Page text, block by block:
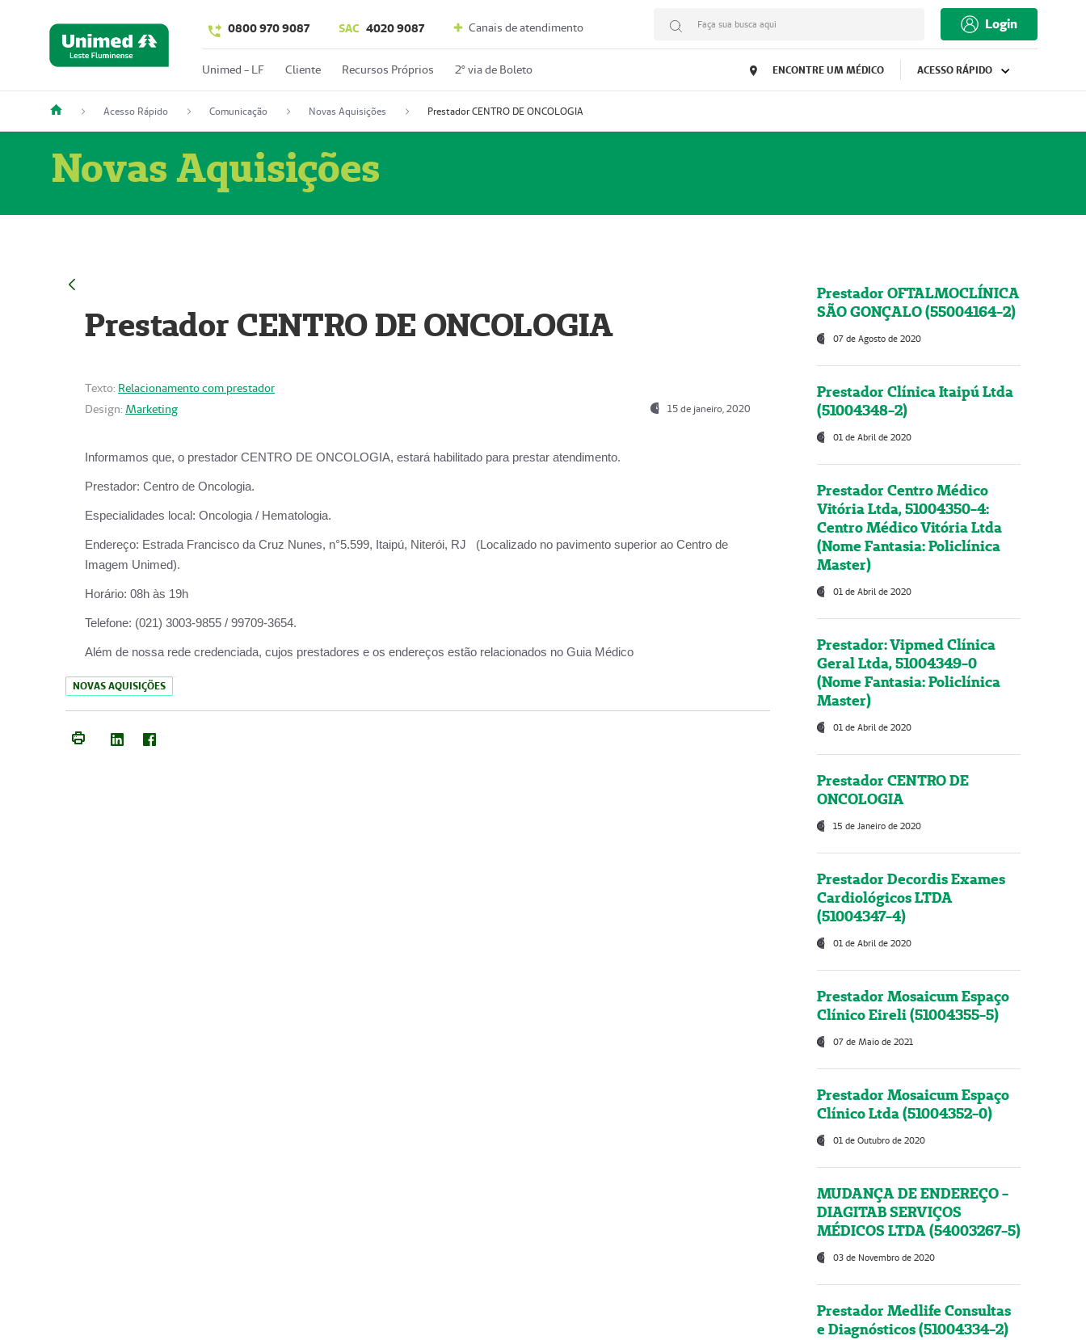
0800 970 9087 SAC 4020 9087 Canais de atendimento Faça sua busca aqui Login
Unimed - LF Cliente Recursos Próprios 2º via de Boleto ENCONTRE UM MÉDICO ACESSO RÁPIDO
Acesso Rápido Comunicação Novas Aquisições Prestador CENTRO DE ONCOLOGIA
Novas Aquisições
Prestador CENTRO DE ONCOLOGIA
Texto: Relacionamento com prestador
Design: Marketing 15 de janeiro, 2020
Informamos que, o prestador CENTRO DE ONCOLOGIA, estará habilitado para prestar atendimento.
Prestador: Centro de Oncologia.
Especialidades local: Oncologia / Hematologia.
Endereço: Estrada Francisco da Cruz Nunes, n°5.599, Itaipú, Niterói, RJ (Localizado no pavimento superior ao Centro de
Imagem Unimed).
Horário: 08h às 19h
Telefone: (021) 3003-9855 / 99709-3654.
Além de nossa rede credenciada, cujos prestadores e os endereços estão relacionados no Guia Médico
NOVAS AQUISIÇÕES
Prestador OFTALMOCLÍNICA
SÃO GONÇALO (55004164-2)
07 de Agosto de 2020
Prestador Clínica Itaipú Ltda
(51004348-2)
01 de Abril de 2020
Prestador Centro Médico
Vitória Ltda, 51004350-4:
Centro Médico Vitória Ltda
(Nome Fantasia: Policlínica
Master)
01 de Abril de 2020
Prestador: Vipmed Clínica
Geral Ltda, 51004349-0
(Nome Fantasia: Policlínica
Master)
01 de Abril de 2020
Prestador CENTRO DE
ONCOLOGIA
15 de Janeiro de 2020
Prestador Decordis Exames
Cardiológicos LTDA
(51004347-4)
01 de Abril de 2020
Prestador Mosaicum Espaço
Clínico Eireli (51004355-5)
07 de Maio de 2021
Prestador Mosaicum Espaço
Clínico Ltda (51004352-0)
01 de Outubro de 2020
MUDANÇA DE ENDEREÇO -
DIAGITAB SERVIÇOS
MÉDICOS LTDA (54003267-5)
03 de Novembro de 2020
Prestador Medlife Consultas
e Diagnósticos (51004334-2)